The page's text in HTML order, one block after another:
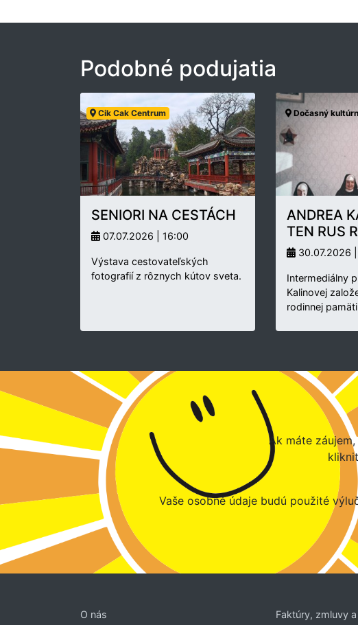
Podobné podujatia
Cik Cak Centrum
SENIORI NA CESTÁCH
07.07.2026 | 16:00
Výstava cestovateľských
fotografií z rôznych kútov sveta.
Dočasný
ANDREA
TEN RUS
30.07.2026
Intermediálny
Kalinovej
rodinnej
Ak máte
Vaše osobné údaje budú použité
O nás
Faktúry, zmluvy